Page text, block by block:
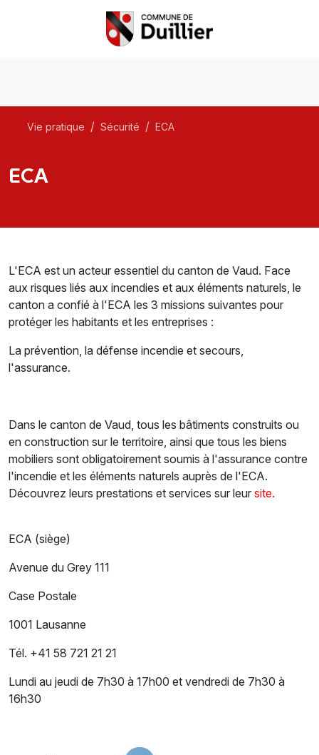
Vie pratique Sécurité ECA
ECA
L'ECA est un acteur essentiel du canton de Vaud. Face
aux risques liés aux incendies et aux éléments naturels, le
canton a confié à l'ECA les 3 missions suivantes pour
protéger les habitants et les entreprises :
La prévention, la défense incendie et secours,
l'assurance.
Dans le canton de Vaud, tous les bâtiments construits ou
en construction sur le territoire, ainsi que tous les biens
mobiliers sont obligatoirement soumis à l'assurance contre
l'incendie et les éléments naturels auprès de l'ECA.
Découvrez leurs prestations et services sur leur site.
ECA (siège)
Avenue du Grey 111
Case Postale
1001 Lausanne
Tél. +41 58 721 21 21
Lundi au jeudi de 7h30 à 17h00 et vendredi de 7h30 à
16h30